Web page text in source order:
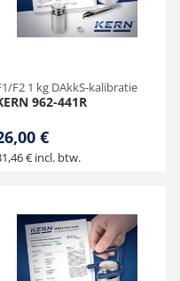
F2 1 kg DAkkS-kalibratie
962-441R
€
€ incl. btw.